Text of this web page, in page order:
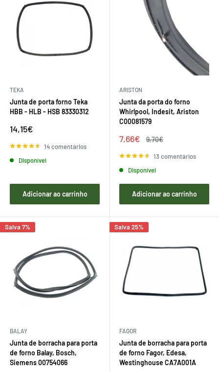
TEKA
Junta de porta forno Teka
HBB - HLB - HSB 83330312
Preço
venda
14,15€
14 comentários
Disponível
Adicionar ao carrinho
ARISTON
Junta da porta do forno
Whirlpool, Indesit, Ariston
C00081579
Preço
venda
7,66€
Preço
9,70€
13 comentários
Disponível
Adicionar ao carrinho
Salva 7%
BALAY
Junta de borracha para porta
de forno Balay, Bosch,
Siemens 00754066
Salva 25%
FAGOR
Junta de borracha para porta
de forno Fagor, Edesa,
Westinghouse CA7A001A